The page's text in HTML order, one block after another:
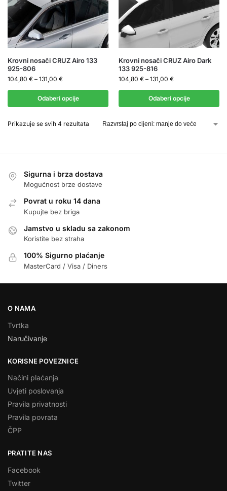
Krovni nosači CRUZ Airo 133
925-806
104,80 € – 131,00 €
Odaberi opcije
Krovni nosači CRUZ Airo Dark
133 925-816
104,80 € – 131,00 €
Odaberi opcije
Prikazuje se svih 4 rezultata
Sigurna i brza dostava
Mogućnost brze dostave
Povrat u roku 14 dana
Kupujte bez briga
Jamstvo u skladu sa zakonom
Koristite bez straha
100% Sigurno plaćanje
MasterCard / Visa / Diners
O NAMA
Tvrtka
Naručivanje
KORISNE POVEZNICE
Načini plaćanja
Uvjeti poslovanja
Pravila privatnosti
Pravila povrata
ČPP
PRATITE NAS
Facebook
Twitter